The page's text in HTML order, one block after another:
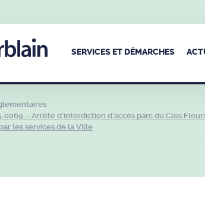
SERVICES ET DÉMARCHES
0069 – Arrêté d’interdiction d’accès parc du Clos
les services de la Ville